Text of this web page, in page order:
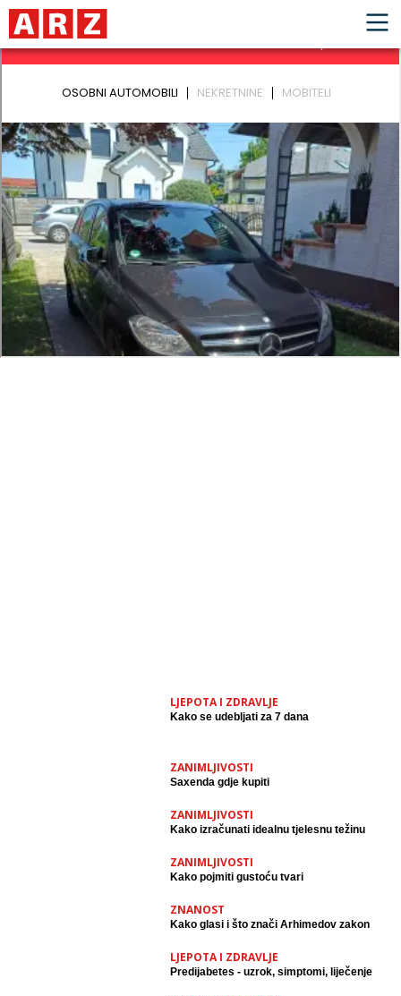
LJEPOTA I ZDRAVLJE
Kako se udebljati za 7 dana
ZANIMLJIVOSTI
Saxenda gdje kupiti
ZANIMLJIVOSTI
Kako izračunati idealnu tjelesnu težinu
ZANIMLJIVOSTI
Kako pojmiti gustoću tvari
ZNANOST
Kako glasi i što znači Arhimedov zakon
LJEPOTA I ZDRAVLJE
Predijabetes - uzrok, simptomi, liječenje